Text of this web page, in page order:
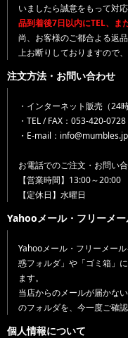
いましたら誠意をもって対
品到着後7日以内にTEL、ま
尚、お客様のご都合よる返
上お断りしておりますので
注文方法・お問い合わせ
・インターネット販売（24
・TEL / FAX：053-420-0728
・E-mail：info@mumbles.jp
お電話でのご注文・お問い
【営業時間】13:00～20:00
【定休日】水曜日
Yahooメール・フリーメ
Yahooメール・フリーメー
惑フォルダ」や「ゴミ箱」
ます。
当店からのメールが届かな
のフォルダを、今一度ご確
個人情報について